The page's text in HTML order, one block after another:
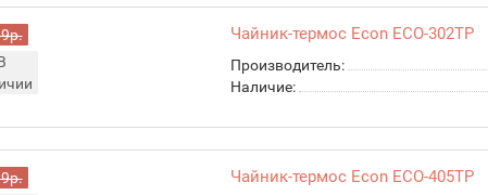
Чайник-термос Econ ECO-302TP
Производитель:
Наличие:
Чайник-термос Econ ECO-405TP